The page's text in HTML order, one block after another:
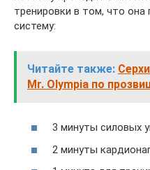
тренировки в том, что она
систему:
Читайте также:
Mr. Olympia по
3 минуты силовых
2 минуты